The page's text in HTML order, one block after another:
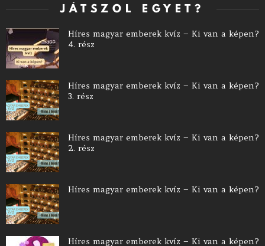
JÁTSZOL EGYET?
Híres magyar emberek kvíz – Ki van a képen?
4. rész
Híres magyar emberek kvíz – Ki van a képen?
3. rész
Híres magyar emberek kvíz – Ki van a képen?
2. rész
Híres magyar emberek kvíz – Ki van a képen?
Híres magyar emberek kvíz – Ki van a képen?